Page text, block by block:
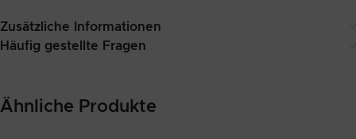
Zusätzliche Informationen
Häufig gestellte Fragen
Ähnliche Produkte